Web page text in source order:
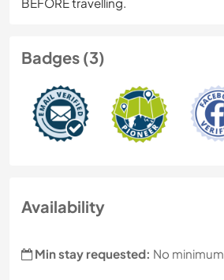
Badges (3)
Availability
Min stay requested: No minimum